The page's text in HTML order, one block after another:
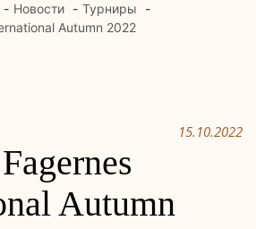
Новости
Турниры
Autumn 2022
15.10.2022
Autumn